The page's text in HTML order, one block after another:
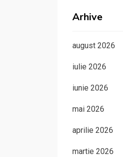
Arhive
august 2026
iulie 2026
iunie 2026
mai 2026
aprilie 2026
martie 2026